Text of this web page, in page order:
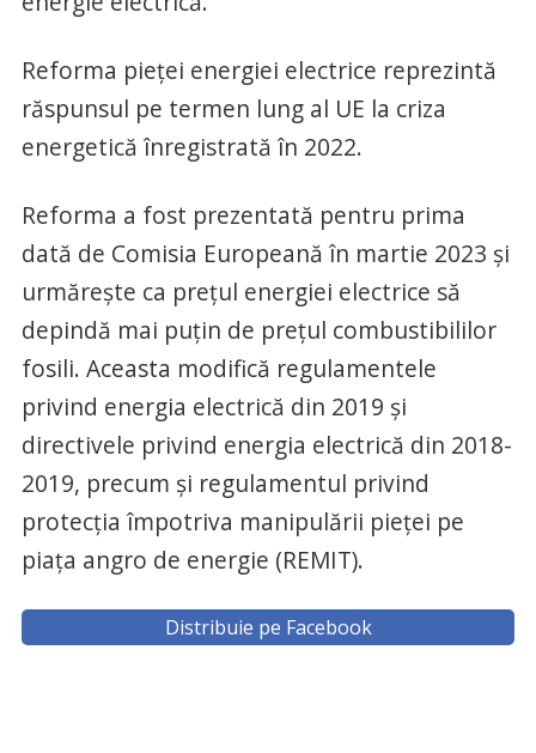
Reforma pieței energiei electrice reprezintă
răspunsul pe termen lung al UE la criza
energetică înregistrată în 2022.
Reforma a fost prezentată pentru prima
dată de Comisia Europeană în martie 2023 și
urmărește ca prețul energiei electrice să
depindă mai puțin de prețul combustibililor
fosili. Aceasta modifică regulamentele
privind energia electrică din 2019 și
directivele privind energia electrică din 2018-
2019, precum și regulamentul privind
protecția împotriva manipulării pieței pe
piața angro de energie (REMIT).
Distribuie pe Facebook